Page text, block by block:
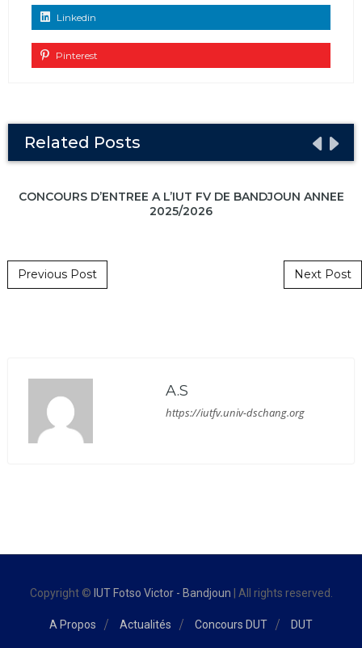
Linkedin
Pinterest
Related Posts
CONCOURS D’ENTREE A L’IUT FV DE BANDJOUN ANNEE
2025/2026
Post navigation
Previous Post Next Post
A.S
https://iutfv.univ-dschang.org
Copyright © IUT Fotso Victor - Bandjoun | All rights reserved.
A Propos Actualités Concours DUT DUT